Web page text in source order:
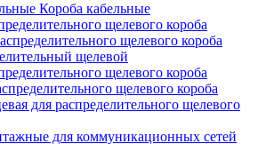
Короба кабельные
щелевого короба
щелевого короба
щелевой
щелевого короба
щелевого короба
для распределительного щелевого